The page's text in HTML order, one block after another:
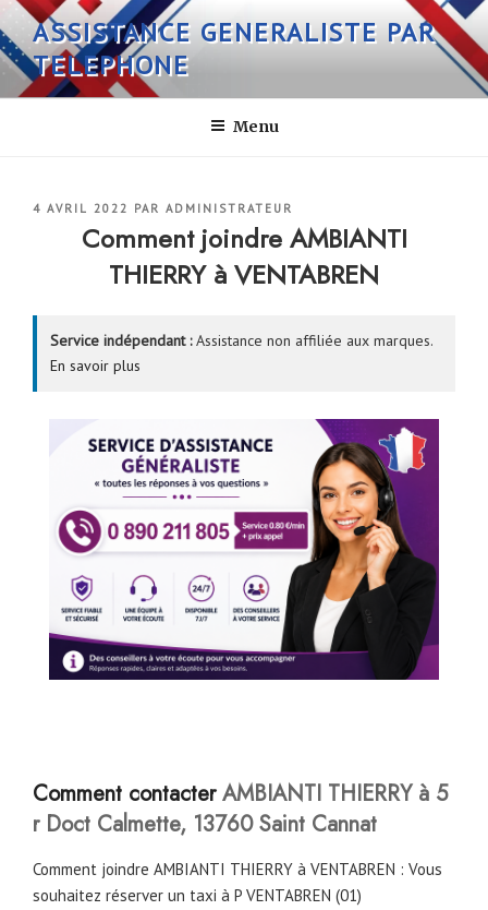
Aller
au
contenu
principal
ASSISTANCE GENERALISTE PAR
TELEPHONE
Menu
PUBLIÉ
4 AVRIL 2022 PAR ADMINISTRATEUR
Comment joindre AMBIANTI
THIERRY à VENTABREN
Service indépendant :Assistance non affiliée aux marques.
En savoir plus
Comment contacterAMBIANTI THIERRY à 5
r Doct Calmette, 13760 Saint Cannat
Comment joindre AMBIANTI THIERRY à VENTABREN : Vous
souhaitez réserver un taxi à P VENTABREN (01)